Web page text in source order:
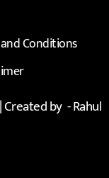
Conditions
Created by -Rahul